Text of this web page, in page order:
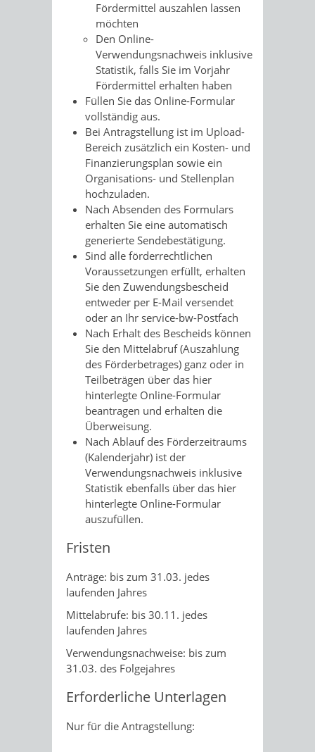
Fördermittel auszahlen lassen
möchten
Den Online-
Verwendungsnachweis inklusive
Statistik, falls Sie im Vorjahr
Fördermittel erhalten haben
Füllen Sie das Online-Formular
vollständig aus.
Bei Antragstellung ist im Upload-
Bereich zusätzlich ein Kosten- und
Finanzierungsplan sowie ein
Organisations- und Stellenplan
hochzuladen.
Nach Absenden des Formulars
erhalten Sie eine automatisch
generierte Sendebestätigung.
Sind alle förderrechtlichen
Voraussetzungen erfüllt, erhalten
Sie den Zuwendungsbescheid
entweder per E-Mail versendet
oder an Ihr service-bw-Postfach
Nach Erhalt des Bescheids können
Sie den Mittelabruf (Auszahlung
des Förderbetrages) ganz oder in
Teilbeträgen über das hier
hinterlegte Online-Formular
beantragen und erhalten die
Überweisung.
Nach Ablauf des Förderzeitraums
(Kalenderjahr) ist der
Verwendungsnachweis inklusive
Statistik ebenfalls über das hier
hinterlegte Online-Formular
auszufüllen.
Fristen
Anträge: bis zum 31.03. jedes
laufenden Jahres
Mittelabrufe: bis 30.11. jedes
laufenden Jahres
Verwendungsnachweise: bis zum
31.03. des Folgejahres
Erforderliche Unterlagen
Nur für die Antragstellung: